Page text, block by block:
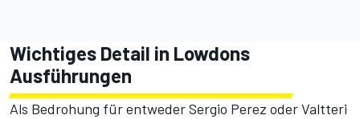
Wichtiges Detail in Lowdons
Ausführungen
Als Bedrohung für entweder Sergio Perez oder Valtteri